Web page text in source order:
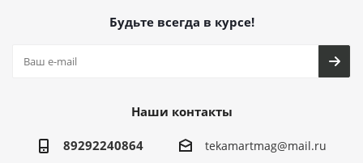
Будьте всегда в курсе!
Наши контакты
89292240864 tekamartmag@mail.ru